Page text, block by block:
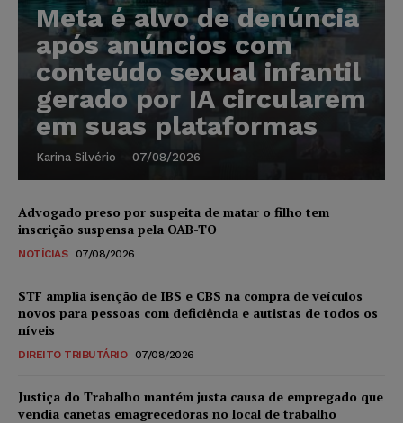
Meta é alvo de denúncia
após anúncios com
conteúdo sexual infantil
gerado por IA circularem
em suas plataformas
Karina Silvério - 07/08/2026
Advogado preso por suspeita de matar o filho tem
inscrição suspensa pela OAB-TO
NOTÍCIAS 07/08/2026
STF amplia isenção de IBS e CBS na compra de veículos
novos para pessoas com deficiência e autistas de todos os
níveis
DIREITO TRIBUTÁRIO 07/08/2026
Justiça do Trabalho mantém justa causa de empregado que
vendia canetas emagrecedoras no local de trabalho